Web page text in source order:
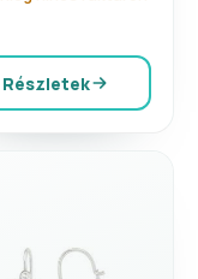
Részletek